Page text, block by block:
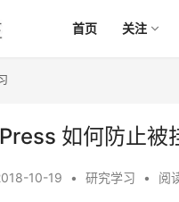
首页 关注
如何防止被
10-19 • 研究学习 • 阅